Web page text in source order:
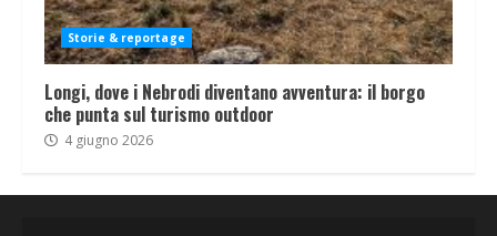
Storie & reportage
Longi, dove i Nebrodi diventano avventura: il borgo
che punta sul turismo outdoor
4 giugno 2026